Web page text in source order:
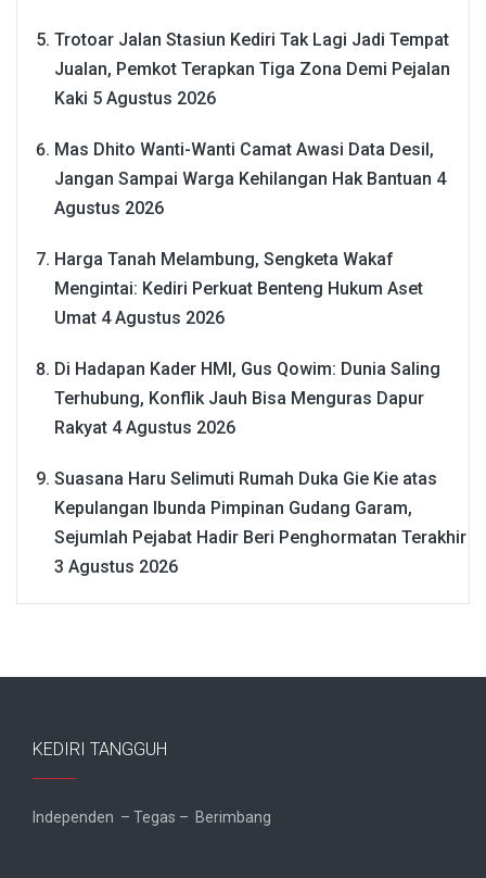
Trotoar Jalan Stasiun Kediri Tak Lagi Jadi Tempat
Jualan, Pemkot Terapkan Tiga Zona Demi Pejalan
Kaki 5 Agustus 2026
Mas Dhito Wanti-Wanti Camat Awasi Data Desil,
Jangan Sampai Warga Kehilangan Hak Bantuan 4
Agustus 2026
Harga Tanah Melambung, Sengketa Wakaf
Mengintai: Kediri Perkuat Benteng Hukum Aset
Umat 4 Agustus 2026
Di Hadapan Kader HMI, Gus Qowim: Dunia Saling
Terhubung, Konflik Jauh Bisa Menguras Dapur
Rakyat 4 Agustus 2026
Suasana Haru Selimuti Rumah Duka Gie Kie atas
Kepulangan Ibunda Pimpinan Gudang Garam,
Sejumlah Pejabat Hadir Beri Penghormatan Terakhir
3 Agustus 2026
KEDIRI TANGGUH
Independen – Tegas – Berimbang